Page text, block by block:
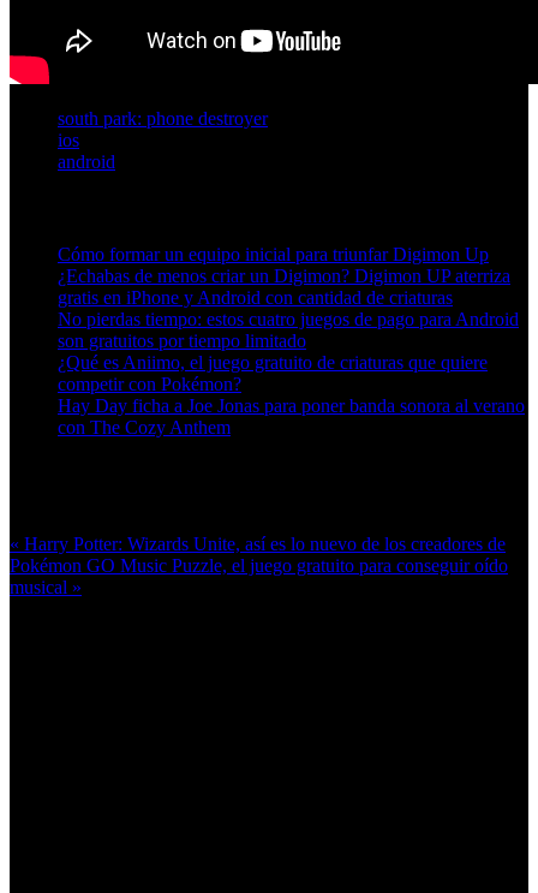
south park: phone destroyer
ios
android
Cómo formar un equipo inicial para triunfar Digimon Up
¿Echabas de menos criar un Digimon? Digimon UP aterriza
gratis en iPhone y Android con cantidad de criaturas
No pierdas tiempo: estos cuatro juegos de pago para Android
son gratuitos por tiempo limitado
¿Qué es Aniimo, el juego gratuito de criaturas que quiere
competir con Pokémon?
Hay Day ficha a Joe Jonas para poner banda sonora al verano
con The Cozy Anthem
« Harry Potter: Wizards Unite, así es lo nuevo de los creadores de
Pokémon GO Music Puzzle, el juego gratuito para conseguir oído
musical »